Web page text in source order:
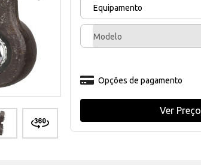
Equipamento
Modelo
Opções de pagamento
Ver Preço